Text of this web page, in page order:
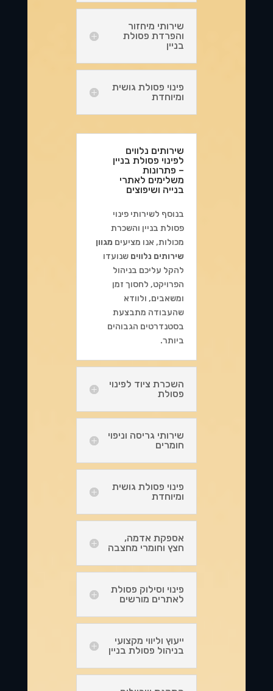
שירותי מיחזור
והפרדת פסולת
בניין
פינוי פסולת גושית
ומיוחדת
שירותים נלווים
לפינוי פסולת בניין
– פתרונות
משלימים לאתרי
בנייה ושיפוצים
בנוסף לשירותי פינוי
פסולת בניין והשכרת
מכולות, אנו מציעים מגוון
שירותים נלווים שנועדו
להקל עליכם בניהול
הפרויקט, לחסוך זמן
ומשאבים, ולוודא
שהעבודה מתבצעת
בסטנדרטים הגבוהים
ביותר.
השכרת ציוד לפינוי
פסולת
שירותי גריסה וניפוי
חומרים
פינוי פסולת גושית
ומיוחדת
אספקת אדמה,
חצץ וחומרי מחצבה
פינוי וסילוק פסולת
לאתרים מורשים
ייעוץ וליווי מקצועי
בניהול פסולת בניין